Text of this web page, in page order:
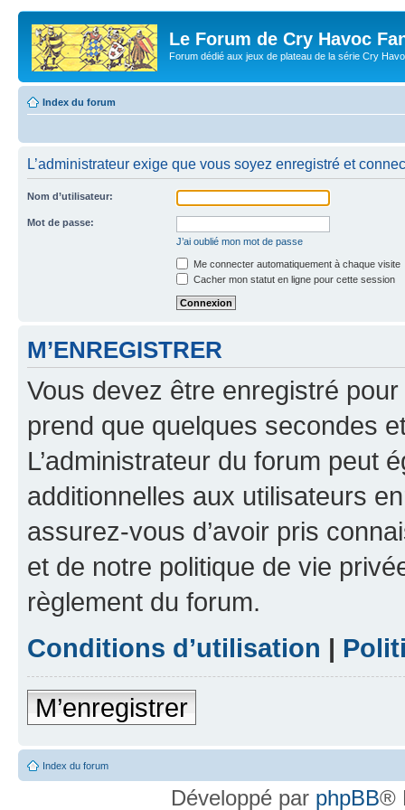
Le Forum de Cry Havoc
Forum dédié aux jeux de plateau de la série Cry
Index du forum
L’administrateur exige que vous soyez enregistré et
Nom d’utilisateur:
Mot de passe:
J’ai oublié mon mot de passe
Me connecter automatiquement à chaque visite
Cacher mon statut en ligne pour cette session
M’ENREGISTRER
Vous devez être enregistré
prend que quelques secondes
L’administrateur du forum peut
additionnelles aux utilisateurs
assurez-vous d’avoir pris
et de notre politique de vie
règlement du forum.
Conditions d’utilisation |
M’enregistrer
Index du forum
Développé par phpBB®